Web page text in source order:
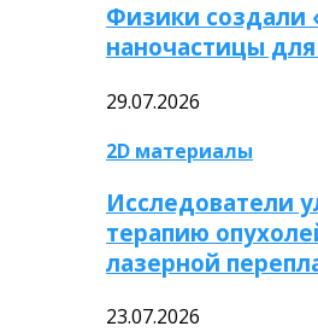
Физики создали
наночастицы
29.07.2026
2D материалы
Исследователи
терапию
лазерной
23.07.2026